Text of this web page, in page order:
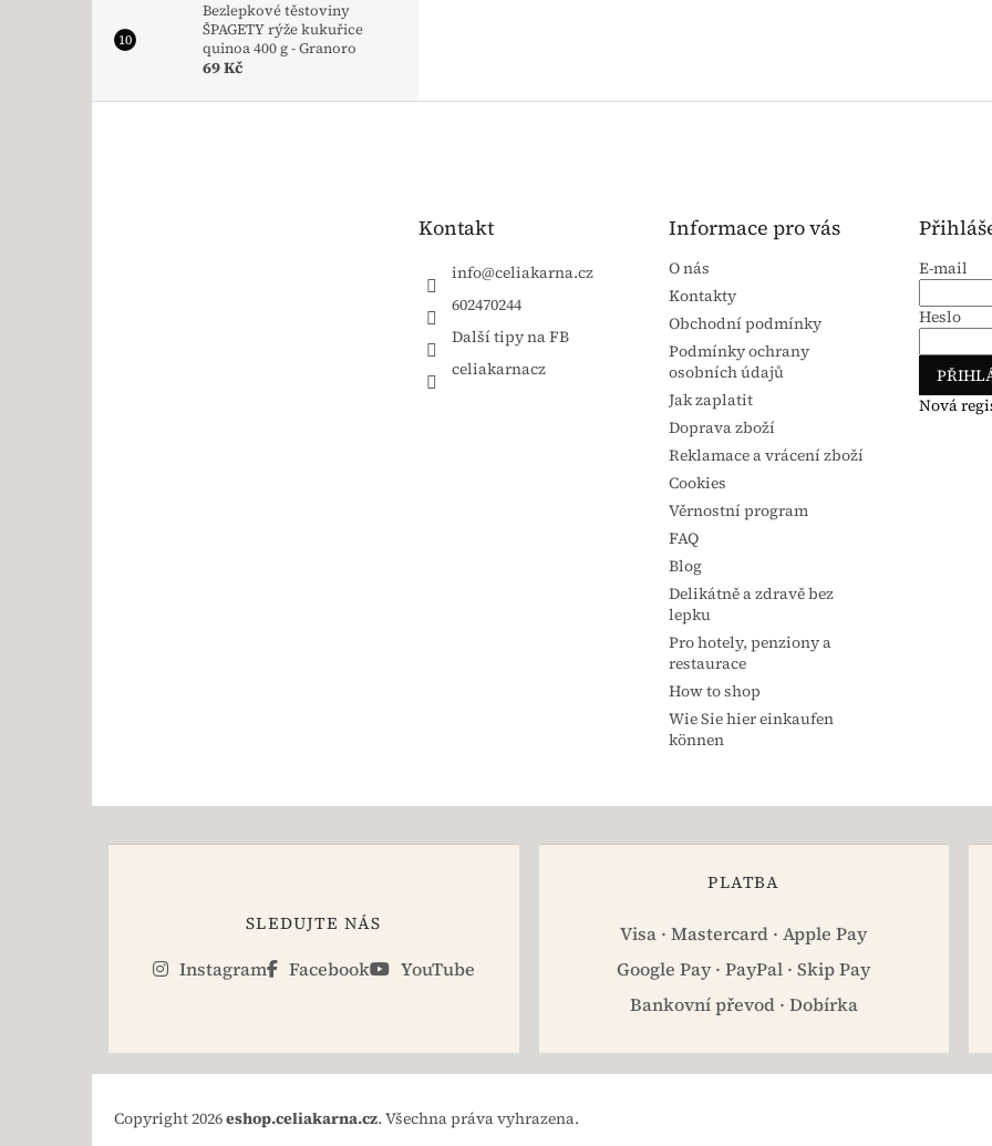
Bezlepkové těstoviny
ŠPAGETY rýže kukuřice
quinoa 400 g - Granoro
69 Kč
Kontakt
info@celiakarna.cz
602470244
Další tipy na FB
celiakarnacz
Informace pro vás
O nás
Kontakty
Obchodní podmínky
Podmínky ochrany
osobních údajů
Jak zaplatit
Doprava zboží
Reklamace a vrácení zboží
Cookies
Věrnostní program
FAQ
Blog
Delikátně a zdravě bez
lepku
Pro hotely, penziony a
restaurace
How to shop
Wie Sie hier einkaufen
können
E-mail
Heslo
Nová
SLEDUJTE NÁS
Instagram Facebook YouTube
PLATBA
Visa · Mastercard · Apple Pay
Google Pay · PayPal · Skip Pay
Bankovní převod · Dobírka
Copyright 2026eshop.celiakarna.cz. Všechna práva vyhrazena.